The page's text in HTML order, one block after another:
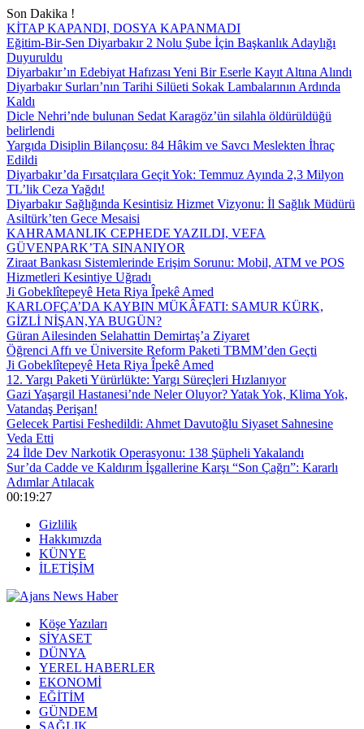
Son Dakika !
KİTAP KAPANDI, DOSYA KAPANMADI
Eğitim-Bir-Sen Diyarbakır 2 Nolu Şube İçin Başkanlık Adaylığı
Duyuruldu
Diyarbakır’ın Edebiyat Hafızası Yeni Bir Eserle Kayıt Altına Alındı
Diyarbakır Surları’nın Tarihi Silüeti Sokak Lambalarının Ardında
Kaldı
Dicle Nehri’nde bulunan Sedat Karagöz’ün silahla öldürüldüğü
belirlendi
Yargıda Disiplin Bilançosu: 84 Hâkim ve Savcı Meslekten İhraç
Edildi
Diyarbakır’da Fırsatçılara Geçit Yok: Temmuz Ayında 2,3 Milyon
TL’lik Ceza Yağdı!
Diyarbakır Sağlığında Kesintisiz Hizmet Vizyonu: İl Sağlık Müdürü
Asiltürk’ten Gece Mesaisi
KAHRAMANLIK CEPHEDE YAZILDI, VEFA
GÜVENPARK’TA SINANIYOR
Ziraat Bankası Sistemlerinde Erişim Sorunu: Mobil, ATM ve POS
Hizmetleri Kesintiye Uğradı
Ji Gobeklîtepeyê Heta Riya Îpekê Amed
KARLOFÇA’DA KAYBIN MÜKÂFATI: SAMUR KÜRK,
GİZLİ NİŞAN,YA BUGÜN?
Güran Ailesinden Selahattin Demirtaş’a Ziyaret
Öğrenci Affı ve Üniversite Reform Paketi TBMM’den Geçti
Ji Gobeklîtepeyê Heta Riya Îpekê Amed
12. Yargı Paketi Yürürlükte: Yargı Süreçleri Hızlanıyor
Gazi Yaşargil Hastanesi’nde Neler Oluyor? Yatak Yok, Klima Yok,
Vatandaş Perişan!
Gelecek Partisi Feshedildi: Ahmet Davutoğlu Siyaset Sahnesine
Veda Etti
24 İlde Dev Narkotik Operasyonu: 138 Şüpheli Yakalandı
Sur’da Cadde ve Kaldırım İşgallerine Karşı “Son Çağrı”: Kararlı
Adımlar Atılacak
00:19:27
Gizlilik
Hakkımızda
KÜNYE
İLETİŞİM
Köşe Yazıları
SİYASET
DÜNYA
YEREL HABERLER
EKONOMİ
EĞİTİM
GÜNDEM
SAĞLIK